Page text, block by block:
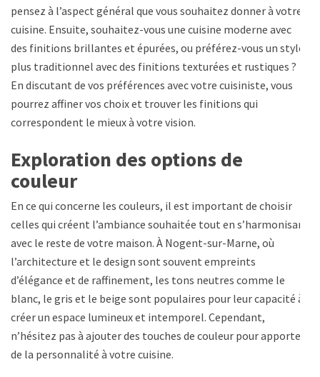
pensez à l’aspect général que vous souhaitez donner à votre
cuisine. Ensuite, souhaitez-vous une cuisine moderne avec
des finitions brillantes et épurées, ou préférez-vous un style
plus traditionnel avec des finitions texturées et rustiques ?
En discutant de vos préférences avec votre cuisiniste, vous
pourrez affiner vos choix et trouver les finitions qui
correspondent le mieux à votre vision.
Exploration des options de
couleur
En ce qui concerne les couleurs, il est important de choisir
celles qui créent l’ambiance souhaitée tout en s’harmonisant
avec le reste de votre maison. À Nogent-sur-Marne, où
l’architecture et le design sont souvent empreints
d’élégance et de raffinement, les tons neutres comme le
blanc, le gris et le beige sont populaires pour leur capacité à
créer un espace lumineux et intemporel. Cependant,
n’hésitez pas à ajouter des touches de couleur pour apporter
de la personnalité à votre cuisine.